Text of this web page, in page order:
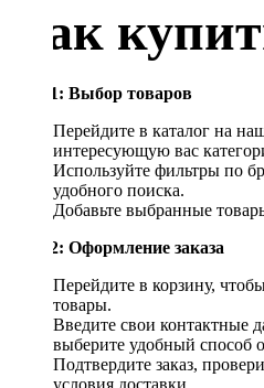
Как
Шаг 1: Выбор товаров
Перейдите в каталог на
интересующую вас
Используйте фильтры по
удобного поиска.
Добавьте выбранные
Шаг 2: Оформление заказа
Перейдите в корзину,
товары.
Введите свои контактные
выберите удобный способ
Подтвердите заказ,
условия доставки.